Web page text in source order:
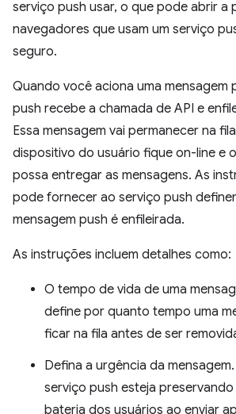
serviço push usar, o que pode abrir a
navegadores que usam um serviço
seguro.
Quando você aciona uma mensagem
push recebe a chamada de API e
Essa mensagem vai permanecer na
dispositivo do usuário fique on-line e
possa entregar as mensagens. As
pode fornecer ao serviço push
mensagem push é enfileirada.
As instruções incluem detalhes como:
O tempo de vida de uma
define por quanto tempo uma
ficar na fila antes de ser
Defina a urgência da
serviço push esteja
bateria dos usuários ao enviar